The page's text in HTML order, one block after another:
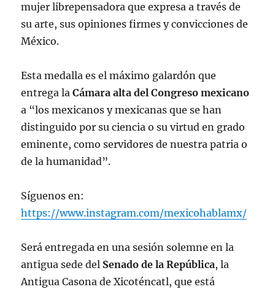
mujer librepensadora que expresa a través de
su arte, sus opiniones firmes y convicciones de
México.
Esta medalla es el máximo galardón que
entrega laCámara alta del Congreso mexicano
a “los mexicanos y mexicanas que se han
distinguido por su ciencia o su virtud en grado
eminente, como servidores de nuestra patria o
de la humanidad”.
Síguenos en:
https://www.instagram.com/mexicohablamx/
Será entregada en una sesión solemne en la
antigua sede del Senado de la República, la
Antigua Casona de Xicoténcatl, que está